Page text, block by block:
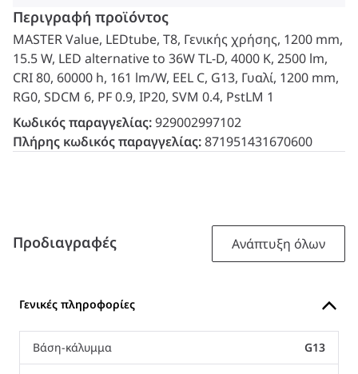
Περιγραφή προϊόντος
MASTER Value, LEDtube, T8, Γενικής χρήσης, 1200 mm,
15.5 W, LED alternative to 36W TL-D, 4000 K, 2500 lm,
CRI 80, 60000 h, 161 lm/W, EEL C, G13, Γυαλί, 1200 mm,
RG0, SDCM 6, PF 0.9, IP20, SVM 0.4, PstLM 1
Κωδικός παραγγελίας:929002997102
Πλήρης κωδικός παραγγελίας:871951431670600
Προδιαγραφές Ανάπτυξη όλων
Γενικές πληροφορίες
Βάση-κάλυμμα G13